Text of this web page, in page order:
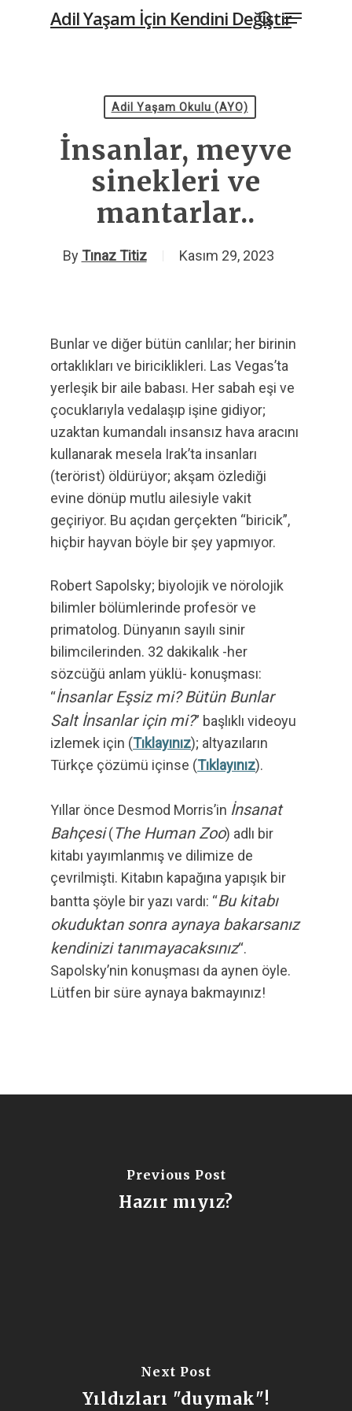
Adil Yaşam İçin Kendini DeğiştirMenu
Adil Yaşam Okulu (AYO)
İnsanlar, meyve
sinekleri ve
mantarlar..
By Tınaz Titiz Kasım 29, 2023
Bunlar ve diğer bütün canlılar; her birinin
ortaklıkları ve biriciklikleri. Las Vegas’ta
yerleşik bir aile babası. Her sabah eşi ve
çocuklarıyla vedalaşıp işine gidiyor;
uzaktan kumandalı insansız hava aracını
kullanarak mesela Irak’ta insanları
(terörist) öldürüyor; akşam özlediği
evine dönüp mutlu ailesiyle vakit
geçiriyor. Bu açıdan gerçekten “biricik”,
hiçbir hayvan böyle bir şey yapmıyor.
Robert Sapolsky; biyolojik ve nörolojik
bilimler bölümlerinde profesör ve
primatolog. Dünyanın sayılı sinir
bilimcilerinden. 32 dakikalık -her
sözcüğü anlam yüklü- konuşması:
“İnsanlar Eşsiz mi? Bütün Bunlar
Salt İnsanlar için mi?” başlıklı videoyu
izlemek için (Tıklayınız); altyazıların
Türkçe çözümü içinse (Tıklayınız).
Yıllar önce Desmod Morris’in İnsanat
Bahçesi(The Human Zoo) adlı bir
kitabı yayımlanmış ve dilimize de
çevrilmişti. Kitabın kapağına yapışık bir
bantta şöyle bir yazı vardı: “Bu kitabı
okuduktan sonra aynaya bakarsanız
kendinizi tanımayacaksınız“.
Sapolsky’nin konuşması da aynen öyle.
Lütfen bir süre aynaya bakmayınız!
Previous Post
Hazır mıyız?
Next Post
Yıldızları "duymak"!